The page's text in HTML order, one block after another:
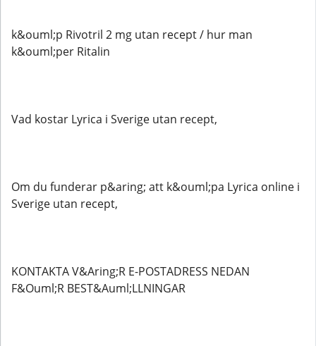
k&ouml;p Rivotril 2 mg utan recept / hur man
k&ouml;per Ritalin
Vad kostar Lyrica i Sverige utan recept,
Om du funderar p&aring; att k&ouml;pa Lyrica online i
Sverige utan recept,
KONTAKTA V&Aring;R E-POSTADRESS NEDAN
F&Ouml;R BEST&Auml;LLNINGAR